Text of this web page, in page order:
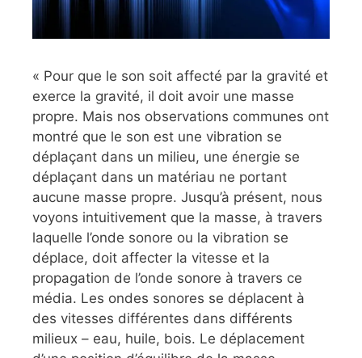
« Pour que le son soit affecté par la gravité et
exerce la gravité, il doit avoir une masse
propre. Mais nos observations communes ont
montré que le son est une vibration se
déplaçant dans un milieu, une énergie se
déplaçant dans un matériau ne portant
aucune masse propre. Jusqu’à présent, nous
voyons intuitivement que la masse, à travers
laquelle l’onde sonore ou la vibration se
déplace, doit affecter la vitesse et la
propagation de l’onde sonore à travers ce
média. Les ondes sonores se déplacent à
des vitesses différentes dans différents
milieux – eau, huile, bois. Le déplacement